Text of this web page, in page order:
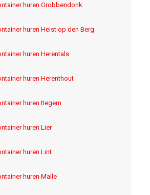
huren Grobbendonk
huren Heist op den Berg
huren Herentals
huren Herenthout
huren Itegem
huren Lier
huren Lint
huren Malle